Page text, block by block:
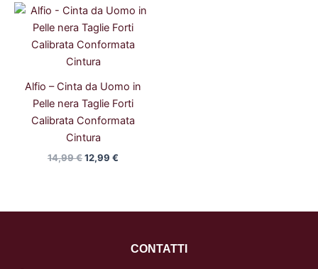
Alfio – Cinta da Uomo in
Pelle nera Taglie Forti
Calibrata Conformata
Cintura
14,99€
Il
originale
era:
12,99 €
Il
attuale
è:
CONTATTI